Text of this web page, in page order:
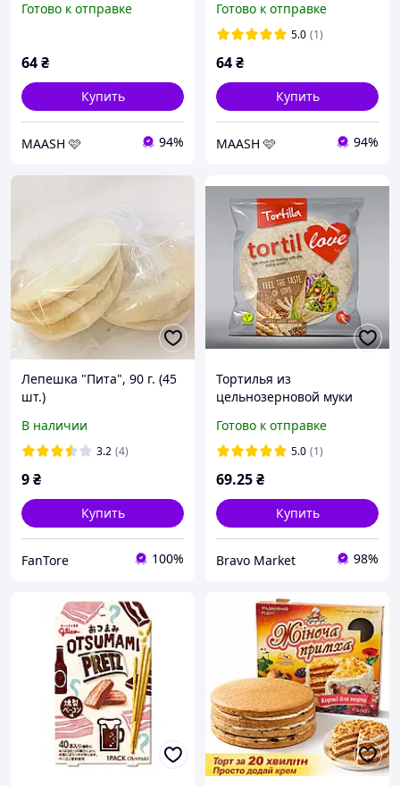
Готово к отправке
64₴
Купить
MAASH 🩷 94%
Готово к отправке
5.0 (1)
64₴
Купить
MAASH 🩷 94%
Лепешка "Пита", 90 г. (45
шт.)
В наличии
3.2 (4)
9₴
Купить
FanTore 100%
Тортилья из
цельнозерновой муки
4шт*60г
Готово к отправке
5.0 (1)
69.25₴
Купить
Bravo Market 98%